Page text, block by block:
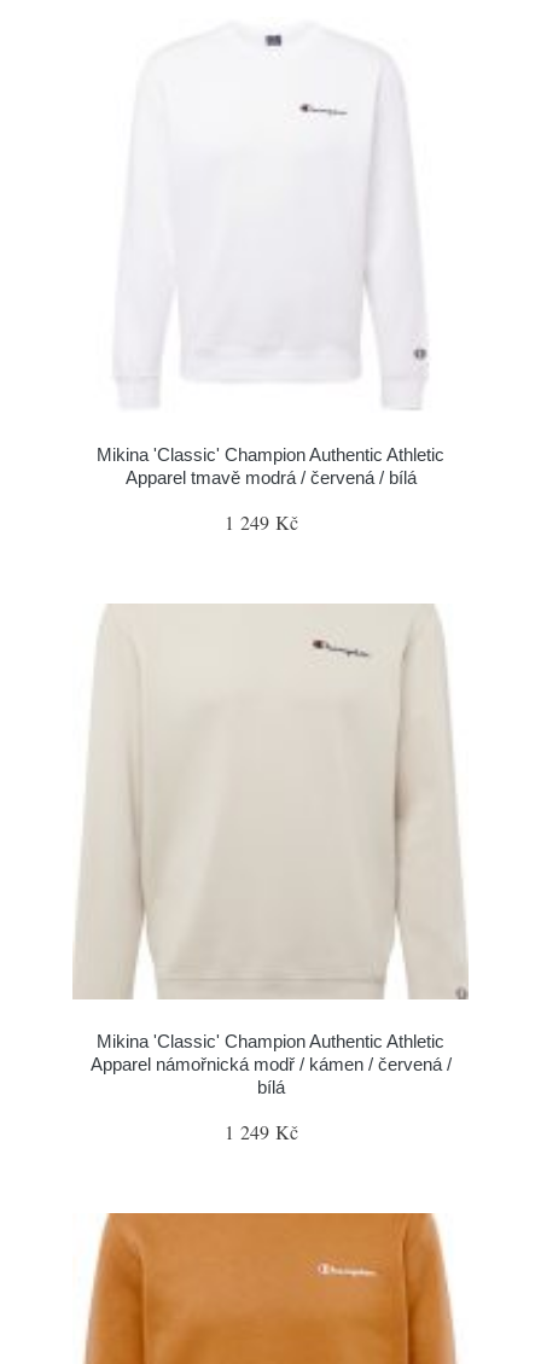
Mikina 'Classic' Champion Authentic Athletic
Apparel tmavě modrá / červená / bílá
1 249 Kč
Mikina 'Classic' Champion Authentic Athletic
Apparel námořnická modř / kámen / červená /
bílá
1 249 Kč